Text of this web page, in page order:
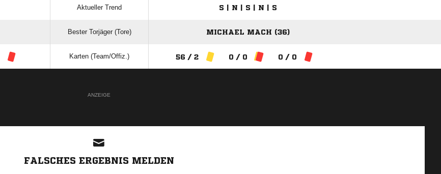
Aktueller Trend S | N | S | N | S
Bester Torjäger (Tore) MICHAEL MACH (36)
Karten (Team/Offiz.) 56 / 2 0 / 0 0 / 0
ANZEIGE
FALSCHES ERGEBNIS MELDEN